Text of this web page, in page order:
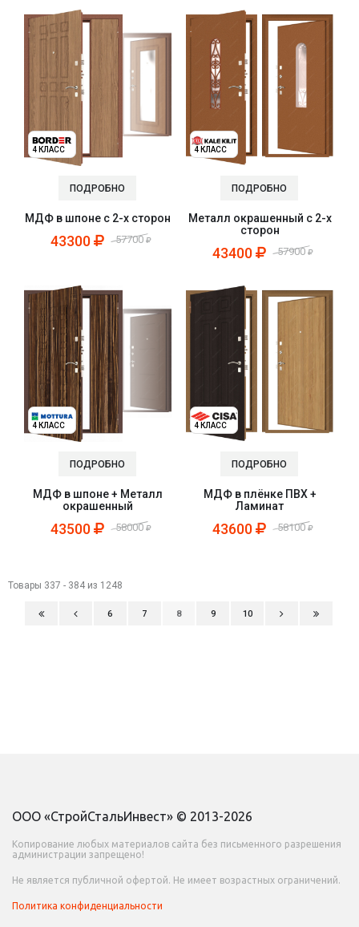
4 КЛАСС
ПОДРОБНО
МДФ в шпоне с 2-х сторон
43300 57700
4 КЛАСС
ПОДРОБНО
Металл окрашенный с 2-х
сторон
43400 57900
4 КЛАСС
ПОДРОБНО
МДФ в шпоне + Металл
окрашенный
43500 58000
4 КЛАСС
ПОДРОБНО
МДФ в плёнке ПВХ +
Ламинат
43600 58100
Товары 337 - 384 из 1248
6 7 8 9 10
ООО «СтройСтальИнвест» © 2013-2026
Копирование любых материалов сайта без письменного разрешения
администрации запрещено!
Не является публичной офертой. Не имеет возрастных ограничений.
Политика конфиденциальности